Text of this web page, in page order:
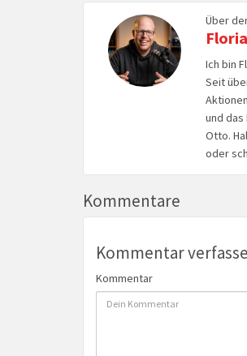
Über
Ich bin
Seit
und
Otto.
oder
Kommentare
Kommentar
Kommentar